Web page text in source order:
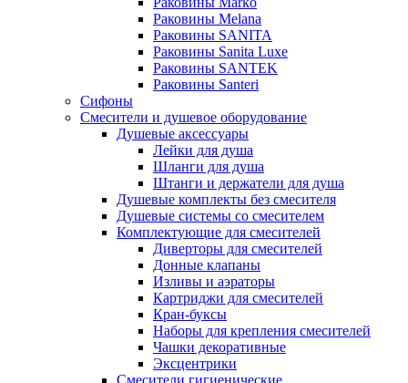
Раковины Melana
Раковины SANITA
Раковины Sanita Luxe
Раковины SANTEK
Раковины Santeri
Сифоны
Смесители и душевое оборудование
Душевые аксессуары
Лейки для душа
Шланги для душа
Штанги и держатели для душа
Душевые комплекты без смесителя
Душевые системы со смесителем
Комплектующие для смесителей
Диверторы для смесителей
Донные клапаны
Изливы и аэраторы
Картриджи для смесителей
Кран-буксы
Наборы для крепления смесителей
Чашки декоративные
Эксцентрики